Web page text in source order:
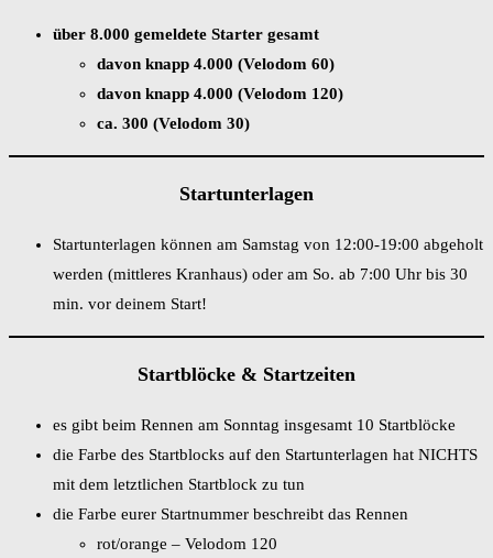
über 8.000 gemeldete Starter gesamt
davon knapp 4.000 (Velodom 60)
davon knapp 4.000 (Velodom 120)
ca. 300 (Velodom 30)
Startunterlagen
Startunterlagen können am Samstag von 12:00-19:00 abgeholt
werden (mittleres Kranhaus) oder am So. ab 7:00 Uhr bis 30
min. vor deinem Start!
Startblöcke & Startzeiten
es gibt beim Rennen am Sonntag insgesamt 10 Startblöcke
die Farbe des Startblocks auf den Startunterlagen hat NICHTS
mit dem letztlichen Startblock zu tun
die Farbe eurer Startnummer beschreibt das Rennen
rot/orange – Velodom 120